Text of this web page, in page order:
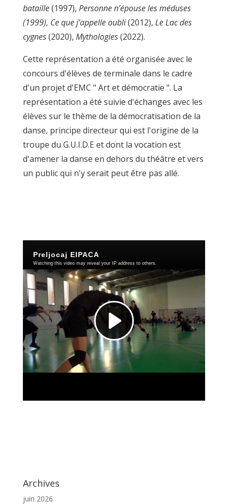
bataille(1997), Personne n’épouse les méduses
(1999), Ce que j’appelle oubli(2012), Le Lac des
cygnes(2020), Mythologies(2022).
Cette représentation a été organisée avec le
concours d'élèves de terminale dans le cadre
d'un projet d'EMC " Art et démocratie ". La
représentation a été suivie d'échanges avec les
élèves sur le thème de la démocratisation de la
danse, principe directeur qui est l'origine de la
troupe du G.U.I.D.E et dont la vocation est
d'amener la danse en dehors du théâtre et vers
un public qui n'y serait peut être pas allé.
Archives
juin 2026